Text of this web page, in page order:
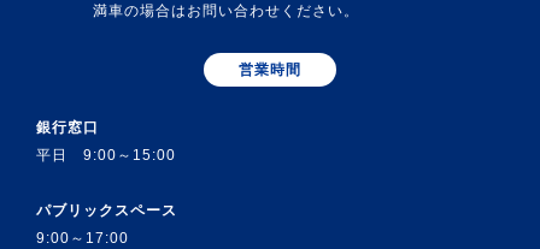
満車の場合はお問い合わせください。
営業時間
銀行窓口
平日 9:00～15:00
パブリックスペース
9:00～17:00